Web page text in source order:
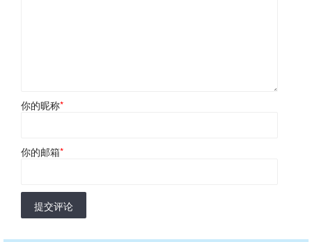
你的昵称*
你的邮箱*
提交评论